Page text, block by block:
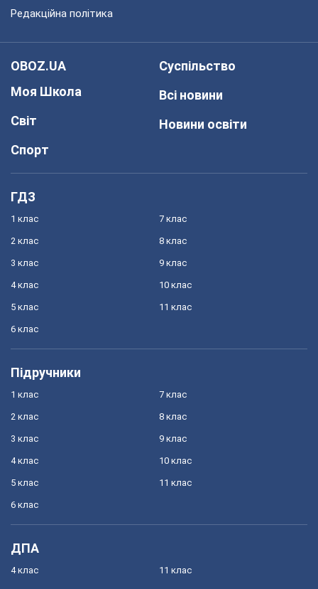
Редакційна політика
OBOZ.UA
Моя Школа
Світ
Спорт
Суспільство
Всі новини
Новини освіти
ГДЗ
1 клас
2 клас
3 клас
4 клас
5 клас
6 клас
7 клас
8 клас
9 клас
10 клас
11 клас
Підручники
1 клас
2 клас
3 клас
4 клас
5 клас
6 клас
7 клас
8 клас
9 клас
10 клас
11 клас
ДПА
4 клас 11 клас